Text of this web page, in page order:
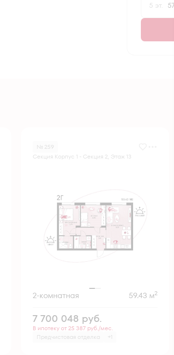
5 эт.
№ 259
Секция Корпус 1 - Секция 2, Этаж 13
2-комнатная 59.43 м2
7 700 048 руб.
В ипотеку от 25 387 руб./мес.
Предчистовая отделка
+1